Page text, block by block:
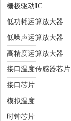
栅极驱动IC
低功耗运算放大器
低噪声运算放大器
高精度运算放大器
接口温度传感器芯片
接口芯片
模拟温度
时钟芯片